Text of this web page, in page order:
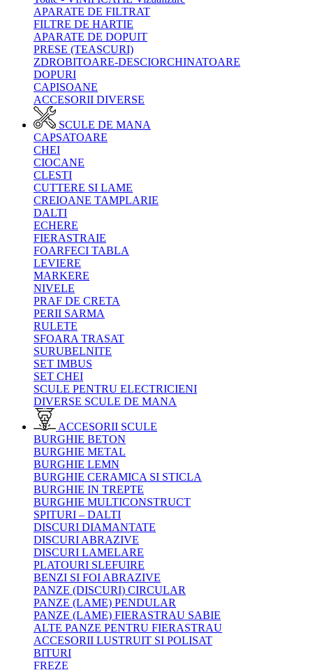
APARATE DE FILTRAT
FILTRE DE HARTIE
APARATE DE DOPUIT
PRESE (TEASCURI)
ZDROBITOARE-DESCIORCHINATOARE
DOPURI
CAPISOANE
ACCESORII DIVERSE
SCULE DE MANA
CAPSATOARE
CHEI
CIOCANE
CLESTI
CUTTERE SI LAME
CREIOANE TAMPLARIE
DALTI
ECHERE
FIERASTRAIE
FOARFECI TABLA
LEVIERE
MARKERE
NIVELE
PRAF DE CRETA
PERII SARMA
RULETE
SFOARA TRASAT
SURUBELNITE
SET IMBUS
SET CHEI
SCULE PENTRU ELECTRICIENI
DIVERSE SCULE DE MANA
ACCESORII SCULE
BURGHIE BETON
BURGHIE METAL
BURGHIE LEMN
BURGHIE CERAMICA SI STICLA
BURGHIE IN TREPTE
BURGHIE MULTICONSTRUCT
SPITURI – DALTI
DISCURI DIAMANTATE
DISCURI ABRAZIVE
DISCURI LAMELARE
PLATOURI SLEFUIRE
BENZI SI FOI ABRAZIVE
PANZE (DISCURI) CIRCULAR
PANZE (LAME) PENDULAR
PANZE (LAME) FIERASTRAU SABIE
ALTE PANZE PENTRU FIERASTRAU
ACCESORII LUSTRUIT SI POLISAT
BITURI
FREZE